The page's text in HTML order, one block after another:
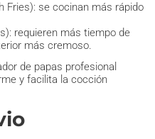
Fries): se cocinan más rápido
requieren más tiempo de
más cremoso.
de papas profesional
y facilita la cocción